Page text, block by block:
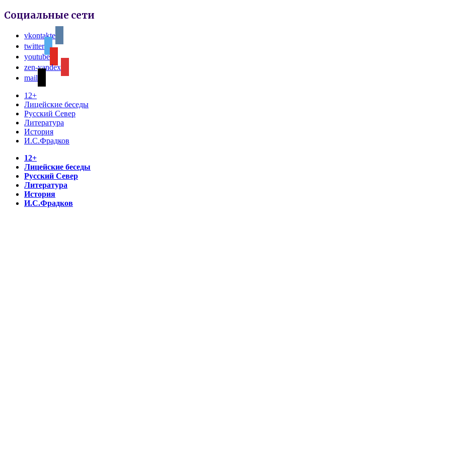
Социальные сети
vkontakte
twitter
youtube
zen-yandex
mail
12+
Лицейские беседы
Русский Север
Литература
История
И.С.Фрадков
12+
Лицейские беседы
Русский Север
Литература
История
И.С.Фрадков